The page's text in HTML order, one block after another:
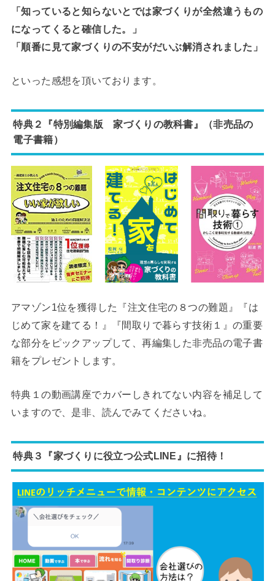
「知っていると知らないとでは家づくりが全然違うもの
になってくると確信した。」
「順番に見て家づくりの不安がだいぶ解消されました」
といった感想を頂いております。
特典２『特別編集版 家づくりの教科書』（非売品の
電子書籍）
アマゾン1位を獲得した『注文住宅の８つの難題』『は
じめて家を建てる！』『間取りで暮らす技術１』の重要
な部分をピックアップして、再編集した非売品の電子書
籍をプレゼントします。
特典１の動画講座でカバーしきれてない内容を補足して
いますので、是非、読んでみてくださいね。
特典３『家づくりに役立つ公式LINE』に招待！